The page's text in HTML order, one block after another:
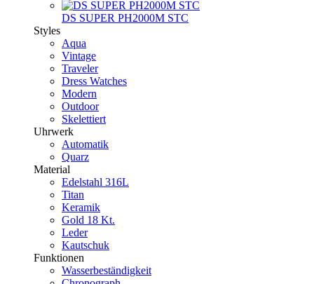
DS SUPER PH2000M STC
Styles
Aqua
Vintage
Traveler
Dress Watches
Modern
Outdoor
Skelettiert
Uhrwerk
Automatik
Quarz
Material
Edelstahl 316L
Titan
Keramik
Gold 18 Kt.
Leder
Kautschuk
Funktionen
Wasserbeständigkeit